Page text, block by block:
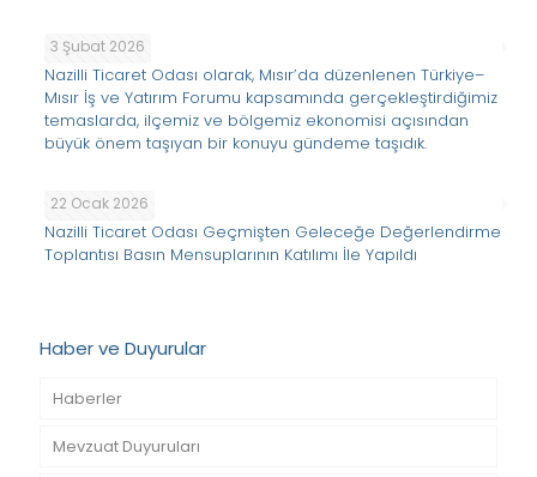
3 Şubat 2026
Nazilli Ticaret Odası olarak, Mısır’da düzenlenen Türkiye–
Mısır İş ve Yatırım Forumu kapsamında gerçekleştirdiğimiz
temaslarda, ilçemiz ve bölgemiz ekonomisi açısından
büyük önem taşıyan bir konuyu gündeme taşıdık.
22 Ocak 2026
Nazilli Ticaret Odası Geçmişten Geleceğe Değerlendirme
Toplantısı Basın Mensuplarının Katılımı İle Yapıldı
Haber ve Duyurular
Haberler
Mevzuat Duyuruları